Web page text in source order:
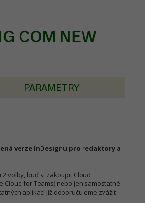
COM NEW
PARAMETRY
verze InDesignu pro redaktory a
2 volby, buď si zakoupit Cloud
Cloud for Teams) nebo jen samostatné
aplikací již doporučujeme zvážit